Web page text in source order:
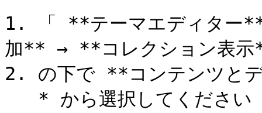
1. 「 **テーマエディター
加** → **コレクション表
2. の下で **コンテンツと